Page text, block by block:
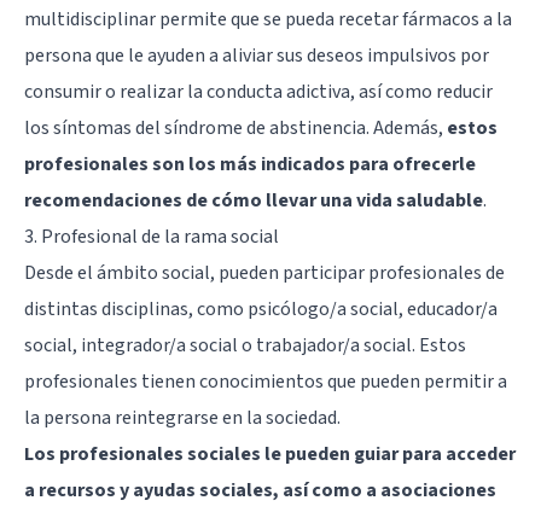
multidisciplinar permite que se pueda recetar fármacos a la
persona que le ayuden a aliviar sus deseos impulsivos por
consumir o realizar la conducta adictiva, así como reducir
los síntomas del síndrome de abstinencia. Además, estos
profesionales son los más indicados para ofrecerle
recomendaciones de cómo llevar una vida saludable.
3. Profesional de la rama social
Desde el ámbito social, pueden participar profesionales de
distintas disciplinas, como psicólogo/a social, educador/a
social, integrador/a social o trabajador/a social. Estos
profesionales tienen conocimientos que pueden permitir a
la persona reintegrarse en la sociedad.
Los profesionales sociales le pueden guiar para acceder
a recursos y ayudas sociales, así como a asociaciones